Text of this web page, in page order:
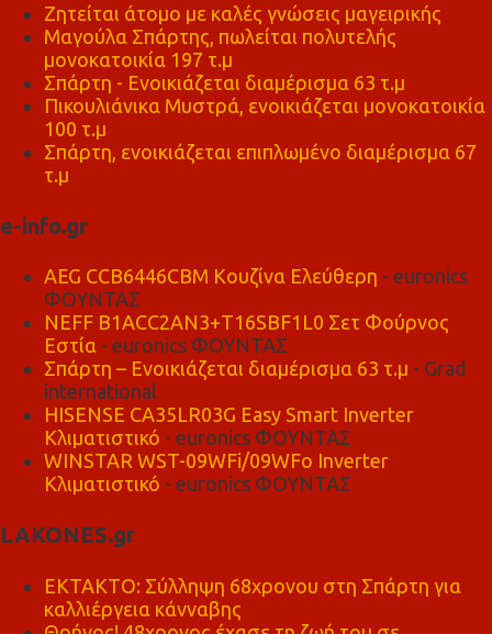
Ζητείται άτομο με καλές γνώσεις μαγειρικής
Μαγούλα Σπάρτης, πωλείται πολυτελής
μονοκατοικία 197 τ.μ
Σπάρτη - Ενοικιάζεται διαμέρισμα 63 τ.μ
Πικουλιάνικα Μυστρά, ενοικιάζεται μονοκατοικία
100 τ.μ
Σπάρτη, ενοικιάζεται επιπλωμένο διαμέρισμα 67
τ.μ
e-info.gr
AEG CCB6446CBM Κουζίνα Ελεύθερη - euronics
ΦΟΥΝΤΑΣ
NEFF B1ACC2AN3+T16SBF1L0 Σετ Φούρνος
Εστία - euronics ΦΟΥΝΤΑΣ
Σπάρτη – Ενοικιάζεται διαμέρισμα 63 τ.μ - Grad
international
HISENSE CA35LR03G Easy Smart Inverter
Κλιματιστικό - euronics ΦΟΥΝΤΑΣ
WINSTAR WST-09WFi/09WFo Inverter
Κλιματιστικό - euronics ΦΟΥΝΤΑΣ
LAKONES.gr
ΕΚΤΑΚΤΟ: Σύλληψη 68χρονου στη Σπάρτη για
καλλιέργεια κάνναβης